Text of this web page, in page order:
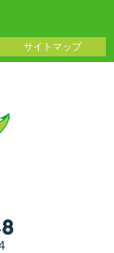
サイトマップ